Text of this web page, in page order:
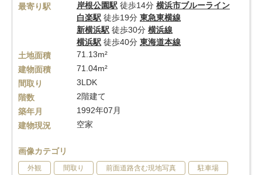
最寄り駅
岸根公園駅 徒歩14分 横浜市ブルーライン
白楽駅 徒歩19分 東急東横線
新横浜駅 徒歩30分 横浜線
横浜駅 徒歩40分 東海道本線
土地面積
71.13m²
建物面積
71.04m²
間取り
3LDK
階数
2階建て
築年月
1992年07月
建物現況
空家
画像カテゴリ
外観 間取り 前面道路含む現地写真 駐車場